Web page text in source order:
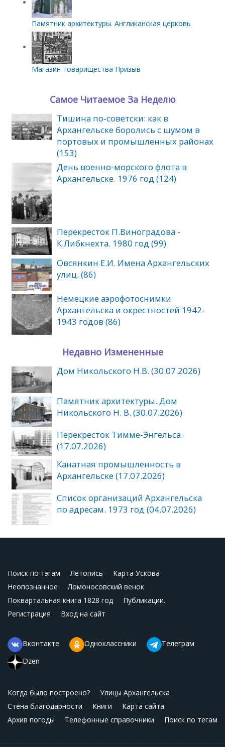
Памятник архитектуры. Англиканская церковь
Магазин товарищества Призыв
Самое Читаемое За Неделю
Тишина по‑советски: как в
Архангельске боролись с шумом в
портовых и промышленных районах
(153)
День военно-морского флота в
Архангельске. 1976 год (124)
Перекресток П.Виноградова -
К.Либкнехта. 1980 год (99)
Овсянкин Е.И. Имена Архангельских
улиц. (86)
Немецкие аэрофотоснимки
Архангельска и окрестностей 1942-
1943 годов (86)
Недавно Измененные
Дом Никольского Н.В. (30.07.2026)
Памятник архитектуры. Дом
Никольского Н. В. (30.07.2026)
Перекресток Тимме-Энгельса.
(17.07.2026)
Канатная промышленность в
Архангельске (17.07.2026)
Список организаций Архангельска
по адресам. 1973 год (04.07.2026)
Поиск по тэгам Летопись
Карта Ускова
Неопознанное
Ломоносовский венок
Поквартальная книга 1828 год
Публикации.
Регистрация
Вход на сайт
Вконтакте Одноклассники
Телеграм
Dzen
Когда было построено?
Улицы Архангельска
Стена благодарности
Книги
Карта сайта
Архив погоды
Телефонные справочники Поиск по тегам